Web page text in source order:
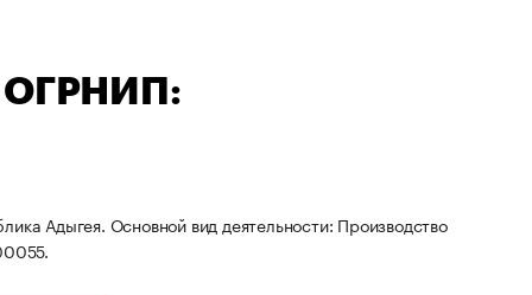
ОГРНИП:
Адыгея. Основной вид деятельности: Производство